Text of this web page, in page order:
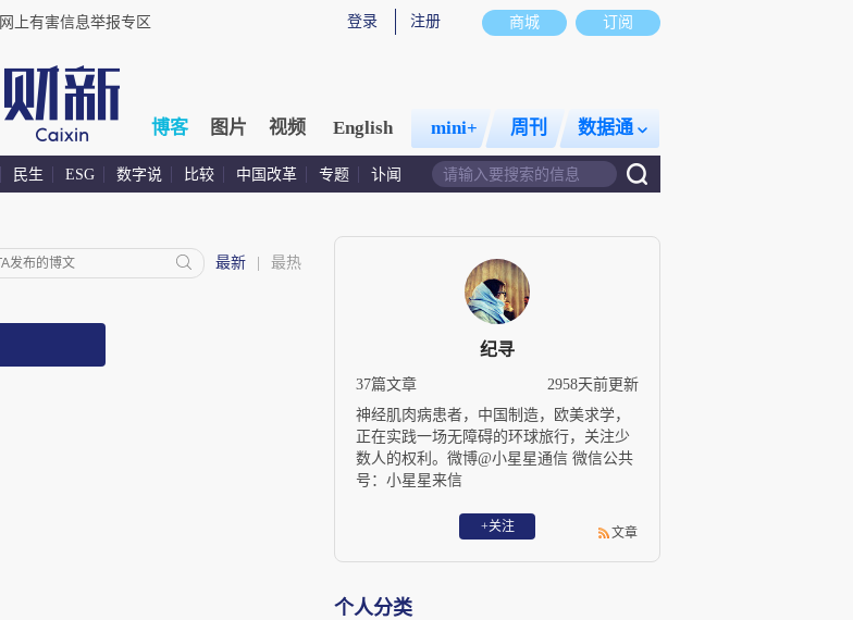
商城 订阅
登录 注册
网上有害信息举报专区
博客 图片 视频 English mini+ 周刊 数据通
民生 ESG 数字说 比较 中国改革 专题 讣闻
最新 最热
纪寻
37篇文章
2958天前更新
神经肌肉病患者，中国制造，欧美求学，
正在实践一场无障碍的环球旅行，关注少
数人的权利。微博@小星星通信 微信公共
号：小星星来信
+关注 文章
个人分类